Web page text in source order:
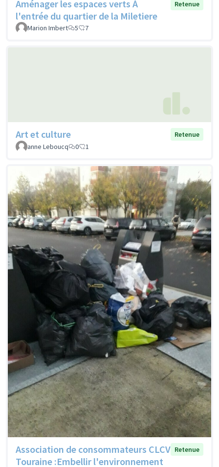
Aménager les espaces verts À
l'entrée du quartier de la Miletiere
Retenue
Marion Imbert 5 7
Art et culture
Retenue
anne Leboucq
0 1
Association de consommateurs CLCV
Touraine :Embellir l'environnement
Retenue